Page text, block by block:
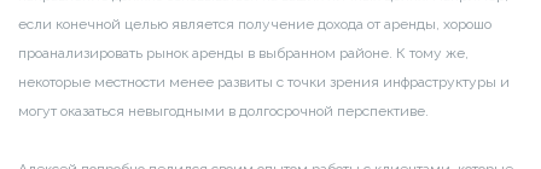
если конечной целью является получение дохода от аренды, хорошо
проанализировать рынок аренды в выбранном районе. К тому же,
некоторые местности менее развиты с точки зрения инфраструктуры и
могут оказаться невыгодными в долгосрочной перспективе.